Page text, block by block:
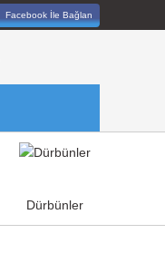
Facebook İle Bağlan
Dürbünler